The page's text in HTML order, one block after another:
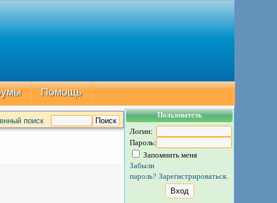
Помощь
поиск
Пользователь
Логин:
Пароль:
Запомнить меня
Забыли
пароль? Зарегистрироваться.